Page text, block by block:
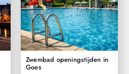
Zwembad openingstijden in
Goes